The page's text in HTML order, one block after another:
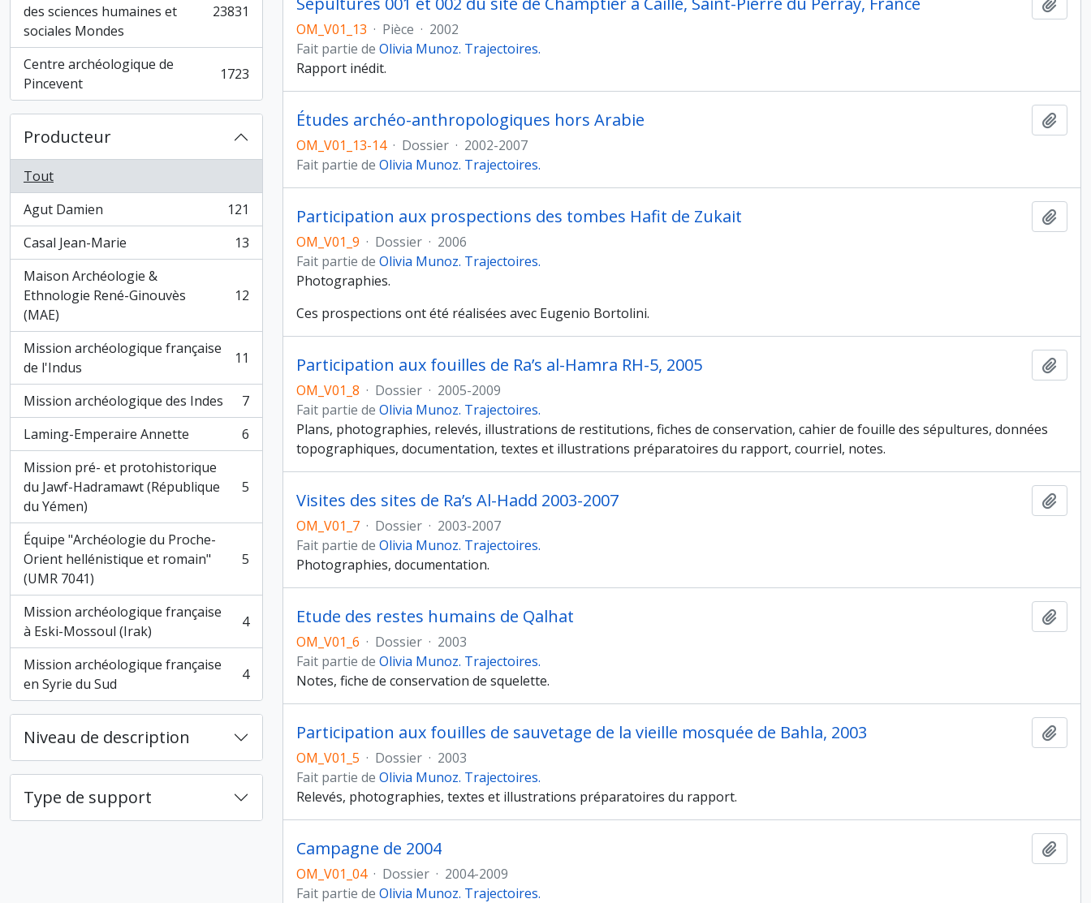
des sciences humaines et
sociales Mondes
, 23831 résultats 23831
Centre archéologique de
Pincevent
, 1723 résultats 1723
Producteur
Tout
Agut Damien
, 121 résultats
121
Casal Jean-Marie
, 13 résultats
13
Maison Archéologie &
Ethnologie René-Ginouvès
(MAE)
, 12 résultats 12
Mission archéologique française
de l'Indus
, 11 résultats 11
Mission archéologique des Indes
, 7 résultats
7
Laming-Emperaire Annette
, 6 résultats
6
Mission pré- et protohistorique
du Jawf-Hadramawt (République
du Yémen)
, 5 résultats 5
Équipe "Archéologie du Proche-
Orient hellénistique et romain"
(UMR 7041)
, 5 résultats 5
Mission archéologique française
à Eski-Mossoul (Irak)
, 4 résultats 4
Mission archéologique française
en Syrie du Sud
, 4 résultats 4
Niveau de description
Type de support
OM_V01_13 · Pièce · 2002
Fait partie de Olivia Munoz. Trajectoires.
Rapport inédit.
Études archéo-anthropologiques hors Arabie
OM_V01_13-14 · Dossier · 2002-2007
Fait partie de Olivia Munoz. Trajectoires.
Participation aux prospections des tombes Hafit de Zukait
OM_V01_9 · Dossier · 2006
Fait partie de Olivia Munoz. Trajectoires.
Photographies.
Ces prospections ont été réalisées avec Eugenio Bortolini.
Participation aux fouilles de Ra’s al-Hamra RH-5, 2005
OM_V01_8 · Dossier · 2005-2009
Fait partie de Olivia Munoz. Trajectoires.
Plans, photographies, relevés, illustrations de restitutions, fiches de conservation, cahier de fouille des sépultures, données
topographiques, documentation, textes et illustrations préparatoires du rapport, courriel, notes.
Visites des sites de Ra’s Al-Hadd 2003-2007
OM_V01_7 · Dossier · 2003-2007
Fait partie de Olivia Munoz. Trajectoires.
Photographies, documentation.
Etude des restes humains de Qalhat
OM_V01_6 · Dossier · 2003
Fait partie de Olivia Munoz. Trajectoires.
Notes, fiche de conservation de squelette.
Participation aux fouilles de sauvetage de la vieille mosquée de Bahla, 2003
OM_V01_5 · Dossier · 2003
Fait partie de Olivia Munoz. Trajectoires.
Relevés, photographies, textes et illustrations préparatoires du rapport.
Campagne de 2004
OM_V01_04 · Dossier · 2004-2009
Fait partie de Olivia Munoz. Trajectoires.